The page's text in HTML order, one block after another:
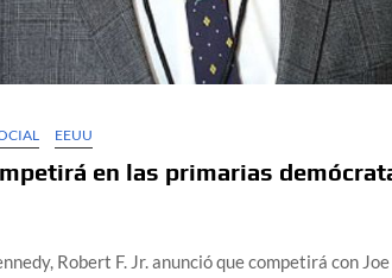
EEUU
en las primarias
Robert F. Jr. anunció que competirá con